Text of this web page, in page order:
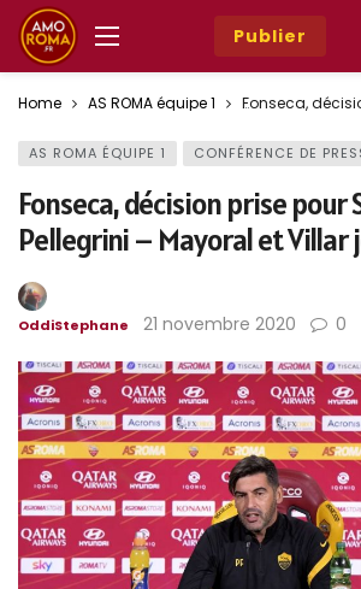
Publier
Home AS ROMA équipe 1 Fonseca,
AS ROMA ÉQUIPE 1 CONFÉRENCE DE
Fonseca, décision prise pour
Pellegrini – Mayoral et Villar
OddiStephane 21 novembre 2020 0